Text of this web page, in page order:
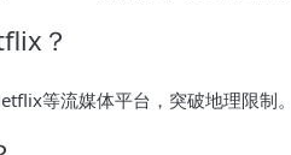
？
等流媒体平台，突破地理限制。